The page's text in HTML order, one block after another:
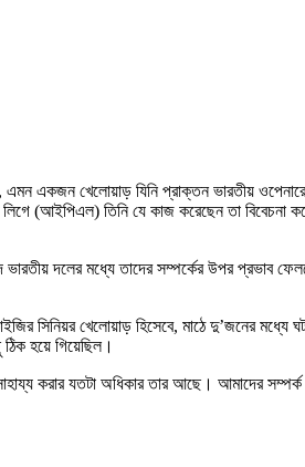
একজন খেলোয়াড় যিনি প্রাক্তন ভারতীয়
(আইপিএল) তিনি যে কাজ করেছেন তা বিবেচনা
দলের মধ্যে তাদের সম্পর্কের উপর প্রভাব
সিনিয়র খেলোয়াড় হিসেবে, মাঠে দু’জনের মধ্যে
হয়ে গিয়েছিল।
করার যতটা অধিকার তার আছে। আমাদের